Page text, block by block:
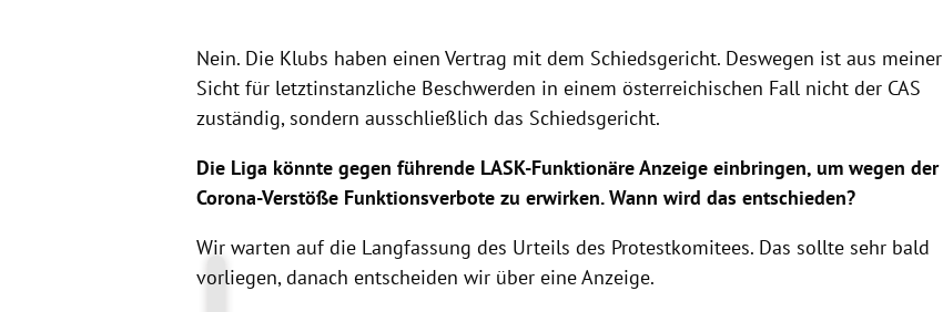
Nein. Die Klubs haben einen Vertrag mit dem Schiedsgericht. Deswegen ist aus meiner
Sicht für letztinstanzliche Beschwerden in einem österreichischen Fall nicht der CAS
zuständig, sondern ausschließlich das Schiedsgericht.
Die Liga könnte gegen führende LASK-Funktionäre Anzeige einbringen, um wegen der
Corona-Verstöße Funktionsverbote zu erwirken. Wann wird das entschieden?
Wir warten auf die Langfassung des Urteils des Protestkomitees. Das sollte sehr bald
vorliegen, danach entscheiden wir über eine Anzeige.